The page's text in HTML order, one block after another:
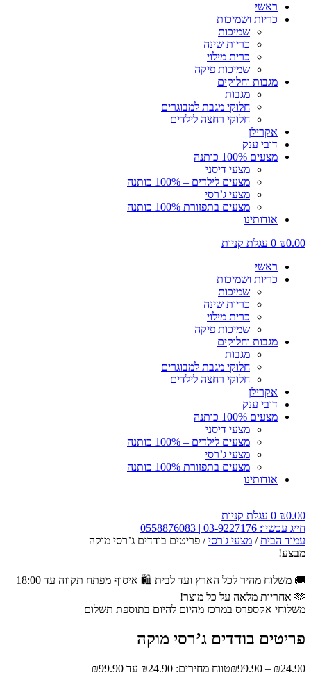
ראשי
כריות ושמיכות
שמיכות
כריות שינה
כרית מילוי
שמיכות פיקה
מגבות וחלוקים
מגבות
חלוקי מגבת למבוגרים
חלוקי רחצה לילדים
אקרילן
דובי ענק
מצעים 100% כותנה
מצעי דיסני
מצעים לילדים – 100% כותנה
מצעי ג’רסי
מצעים בתפזורת 100% כותנה
אודותינו
₪0.00
0 עגלת קניות
ראשי
כריות ושמיכות
שמיכות
כריות שינה
כרית מילוי
שמיכות פיקה
מגבות וחלוקים
מגבות
חלוקי מגבת למבוגרים
חלוקי רחצה לילדים
אקרילן
דובי ענק
מצעים 100% כותנה
מצעי דיסני
מצעים לילדים – 100% כותנה
מצעי ג’רסי
מצעים בתפזורת 100% כותנה
אודותינו
₪0.00
0 עגלת קניות
חייג עכשיו: 03-9227176 | 0558876083
עמוד הבית/ מצעי ג'רסי/ פריטים בודדים ג’רסי מוקה
מבצע!
🚚 משלוח מהיר לכל הארץ ועד לבית 🛍️ איסוף מפתח תקווה עד 18:00
🫶 אחריות מלאה על כל מוצר!
משלוחי אקספרס במרכז מהיום להיום בתוספת תשלום
פריטים בודדים ג’רסי מוקה
₪24.90
–
₪99.90 טווח מחירים: ⁦₪24.90⁩ עד ⁦₪99.90⁩